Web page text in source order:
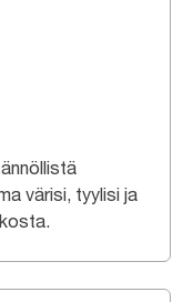
värisi, tyylisi ja